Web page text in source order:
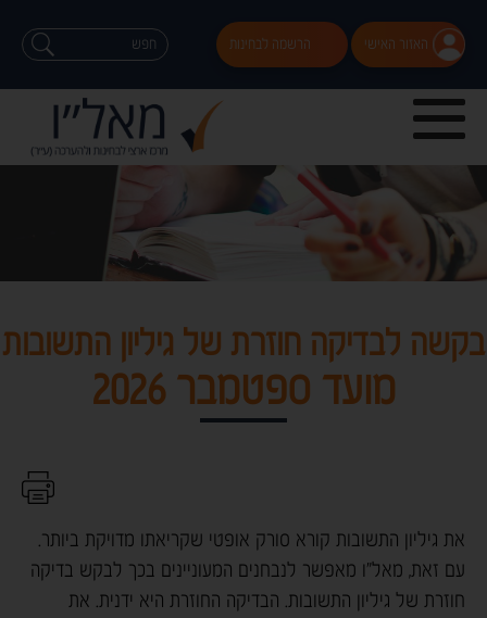
האזור האישי הרשמה לבחינות
בקשה לבדיקה חוזרת של גיליון התשובות
מועד ספטמבר 2026
את גיליון התשובות קורא סורק אופטי שקריאתו מדויקת ביותר.
עם זאת, מאל"ו מאפשר לנבחנים המעוניינים בכך לבקש בדיקה
חוזרת של גיליון התשובות. הבדיקה החוזרת היא ידנית. את